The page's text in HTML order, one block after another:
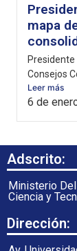
mapa
Consejos
Leer más
6 de
Adscrito:
Ministerio
Ciencia y
Dirección: